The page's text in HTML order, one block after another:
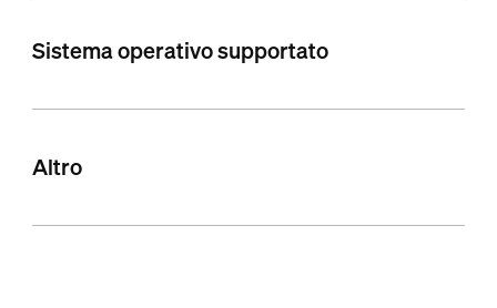
Sistema operativo supportato
Altro